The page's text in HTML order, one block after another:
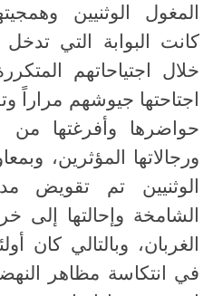
المغول الوثنيين
كانت البوابة التي
خلال اجتياحاتهم
اجتاحتها جيوشهم مراراً
حواضرها وأفرغتها من
ورجالاتها المؤثرين،
الوثنيين تم تقويض
الشامخة وإحالتها إلى
الغربان، وبالتالي كان
في انتكاسة مظاهر